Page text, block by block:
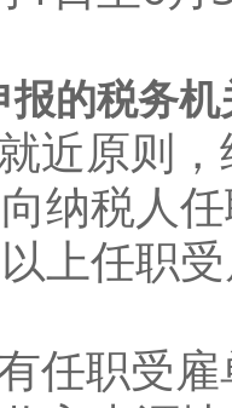
的税务机
原则，
纳税人
上任职
职受雇